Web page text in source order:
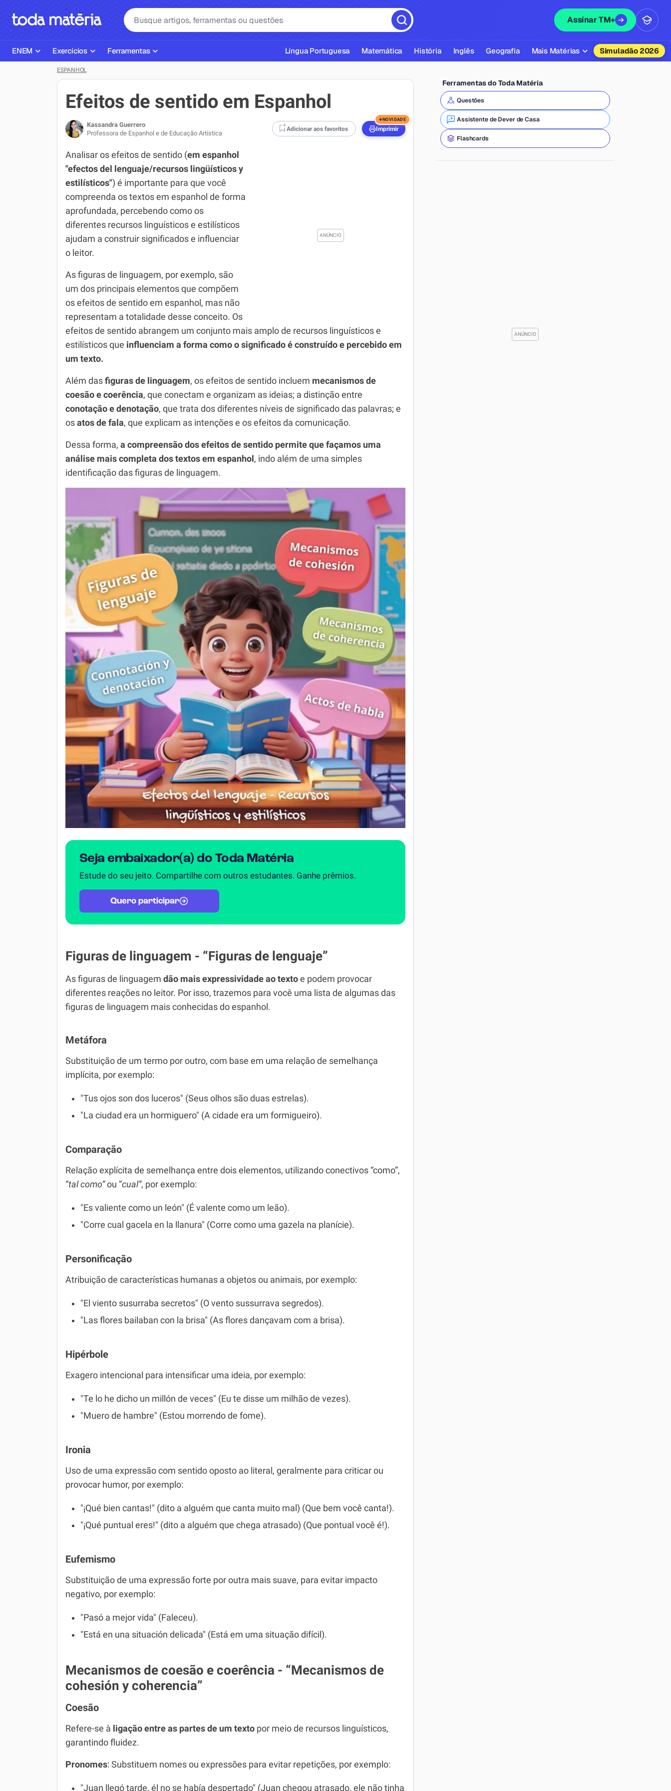
Assinar TM+
ENEM
Página Inicial ENEM
Plano de Estudos
Corretor de Redação
Exercícios ENEM
Simulados ENEM
Simulador SiSU
Exercícios
ENEM
Matemática
História
Biologia
Inglês
Geografia
Física
Química
Todos os Exercícios
Ferramentas
Corretor de Redação
Gerador Referências Bibliográficas ABNT
Língua Portuguesa Matemática História Inglês Geografia Mais Matérias
Química
Física
Filosofia
Simuladão 2026
ESPANHOL
Efeitos de sentido em Espanhol
Kassandra Guerrero
Professora de Espanhol e de Educação Artística
Adicionar aos favoritos Imprimir
+NOVIDADE
Analisar os efeitos de sentido (em espanhol
"efectos del lenguaje/recursos lingüísticos y
estilísticos") é importante para que você
compreenda os textos em espanhol de forma
aprofundada, percebendo como os
diferentes recursos linguísticos e estilísticos
ajudam a construir significados e influenciar
o leitor.
As figuras de linguagem, por exemplo, são
um dos principais elementos que compõem
os efeitos de sentido em espanhol, mas não
representam a totalidade desse conceito. Os
efeitos de sentido abrangem um conjunto mais amplo de recursos linguísticos e
estilísticos que influenciam a forma como o significado é construído e percebido em
um texto.
Além das figuras de linguagem, os efeitos de sentido incluem mecanismos de
coesão e coerência, que conectam e organizam as ideias; a distinção entre
conotação e denotação, que trata dos diferentes níveis de significado das palavras; e
os atos de fala, que explicam as intenções e os efeitos da comunicação.
Dessa forma, a compreensão dos efeitos de sentido permite que façamos uma
análise mais completa dos textos em espanhol , indo além de uma simples
identificação das figuras de linguagem.
Seja embaixador(a) do Toda Matéria
Estude do seu jeito. Compartilhe com outros estudantes. Ganhe prêmios.
Quero participar
Figuras de linguagem - “Figuras de lenguaje”
As figuras de linguagem dão mais expressividade ao texto e podem provocar
diferentes reações no leitor. Por isso, trazemos para você uma lista de algumas das
figuras de linguagem mais conhecidas do espanhol.
Metáfora
Substituição de um termo por outro, com base em uma relação de semelhança
implícita, por exemplo:
"Tus ojos son dos luceros" (Seus olhos são duas estrelas).
"La ciudad era un hormiguero" (A cidade era um formigueiro).
Comparação
Relação explícita de semelhança entre dois elementos, utilizando conectivos “como”,
“tal como”ou “cual”, por exemplo:
"Es valiente como un león" (É valente como um leão).
"Corre cual gacela en la llanura" (Corre como uma gazela na planície).
Personificação
Atribuição de características humanas a objetos ou animais, por exemplo:
"El viento susurraba secretos" (O vento sussurrava segredos).
"Las flores bailaban con la brisa" (As flores dançavam com a brisa).
Hipérbole
Exagero intencional para intensificar uma ideia, por exemplo:
"Te lo he dicho un millón de veces" (Eu te disse um milhão de vezes).
"Muero de hambre" (Estou morrendo de fome).
Ironia
Uso de uma expressão com sentido oposto ao literal, geralmente para criticar ou
provocar humor, por exemplo:
"¡Qué bien cantas!" (dito a alguém que canta muito mal) (Que bem você canta!).
"¡Qué puntual eres!" (dito a alguém que chega atrasado) (Que pontual você é!).
Eufemismo
Substituição de uma expressão forte por outra mais suave, para evitar impacto
negativo, por exemplo:
"Pasó a mejor vida" (Faleceu).
"Está en una situación delicada" (Está em uma situação difícil).
Mecanismos de coesão e coerência - “Mecanismos de
cohesión y coherencia”
Coesão
Refere-se à ligação entre as partes de um texto por meio de recursos linguísticos,
garantindo fluidez.
Pronomes: Substituem nomes ou expressões para evitar repetições, por exemplo:
"Juan llegó tarde, él no se había despertado" (Juan chegou atrasado, ele não tinha
Ferramentas do Toda Matéria
Questões
Assistente de Dever de Casa
Flashcards